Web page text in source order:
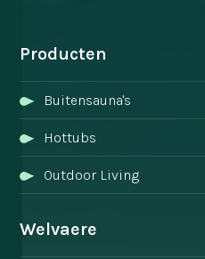
Producten
Buitensauna's
Hottubs
Outdoor Living
Welvaere